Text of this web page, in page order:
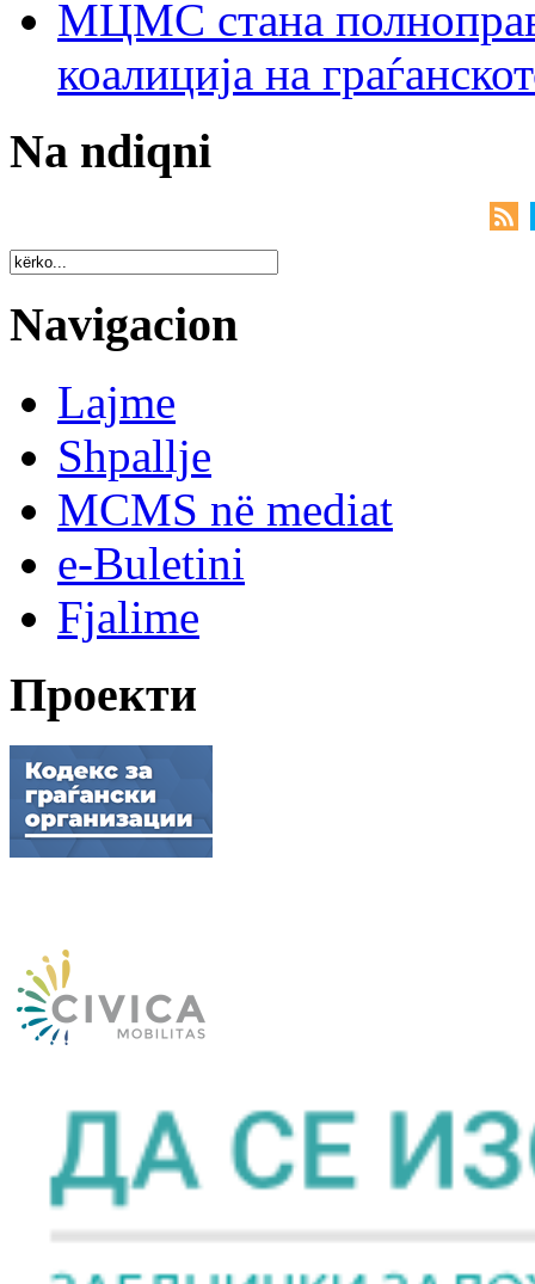
МЦМС стана
коалиција на
Na ndiqni
Navigacion
Lajme
Shpallje
MCMS në mediat
e-Buletini
Fjalime
Проекти